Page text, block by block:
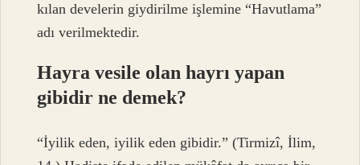
kılan develerin giydirilme işlemine “Havutlama”
adı verilmektedir.
Hayra vesile olan hayrı yapan
gibidir ne demek?
“İyilik eden, iyilik eden gibidir.” (Tirmizî, İlim,